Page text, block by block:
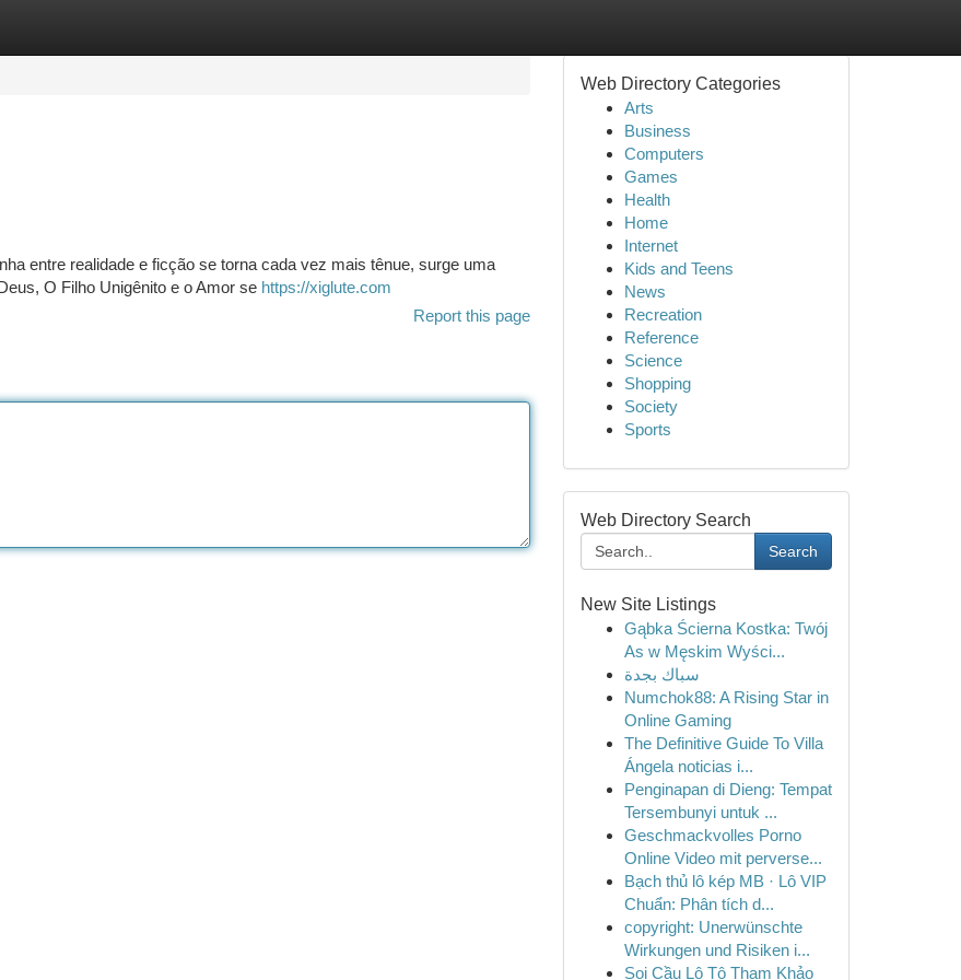
entre realidade e ficção se torna cada vez mais tênue, surge uma
O Filho Unigênito e o Amor se https://xiglute.com
Report this page
Web Directory Categories
Arts
Business
Computers
Games
Health
Home
Internet
Kids and Teens
News
Recreation
Reference
Science
Shopping
Society
Sports
Web Directory Search
Search
New Site Listings
Gąbka Ścierna Kostka: Twój
As w Męskim Wyści...
سباك بجدة
Numchok88: A Rising Star in
Online Gaming
The Definitive Guide To Villa
Ángela noticias i...
Penginapan di Dieng: Tempat
Tersembunyi untuk ...
Geschmackvolles Porno
Online Video mit perverse...
Bạch thủ lô kép MB · Lô VIP
Chuẩn: Phân tích d...
copyright: Unerwünschte
Wirkungen und Risiken i...
Soi Cầu Lô Tô Tham Khảo